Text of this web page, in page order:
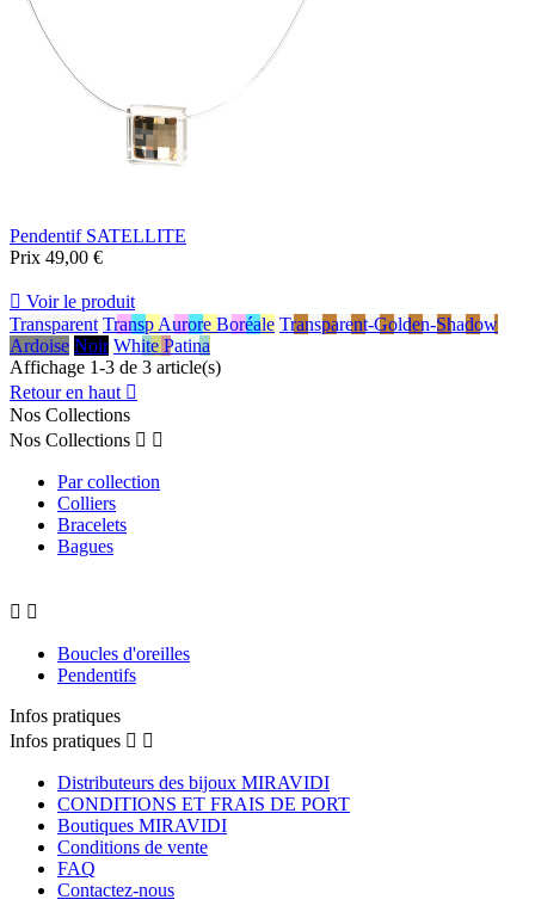
Pendentif SATELLITE
Prix 49,00 €
 Voir le produit
Transparent Transp Aurore Boréale Transparent-Golden-Shadow
Ardoise Noir White Patina
Affichage 1-3 de 3 article(s)
Retour en haut 
Nos Collections
Nos Collections  
Par collection
Colliers
Bracelets
Bagues
 
Boucles d'oreilles
Pendentifs
Infos pratiques
Infos pratiques  
Distributeurs des bijoux MIRAVIDI
CONDITIONS ET FRAIS DE PORT
Boutiques MIRAVIDI
Conditions de vente
FAQ
Contactez-nous